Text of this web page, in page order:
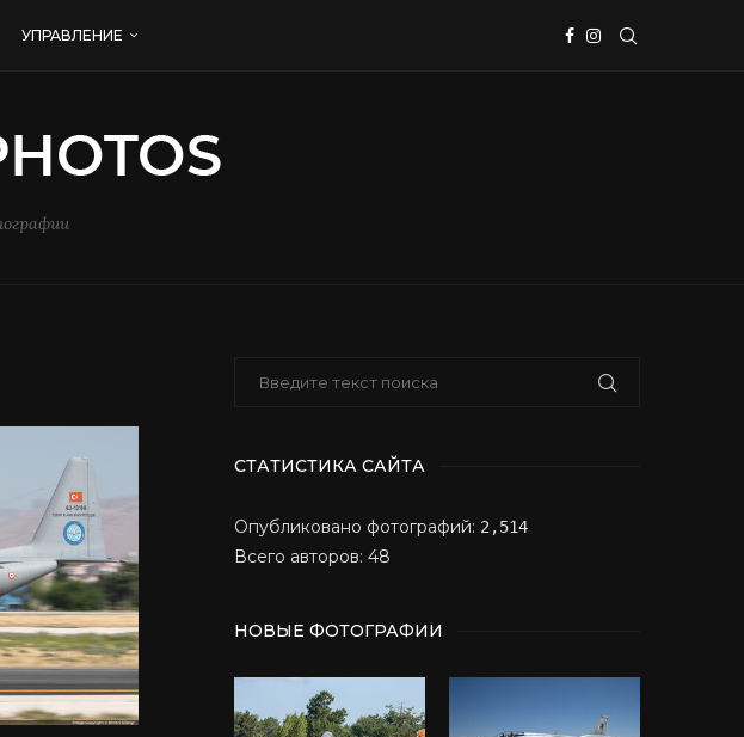
УПРАВЛЕНИЕ
СТАТИСТИКА САЙТА
Опубликовано фотографий: 2,514
Всего авторов: 48
НОВЫЕ ФОТОГРАФИИ